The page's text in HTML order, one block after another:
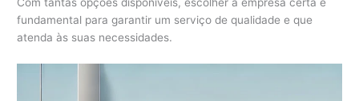
fundamental para garantir um serviço de qualidade e que
atenda às suas necessidades.